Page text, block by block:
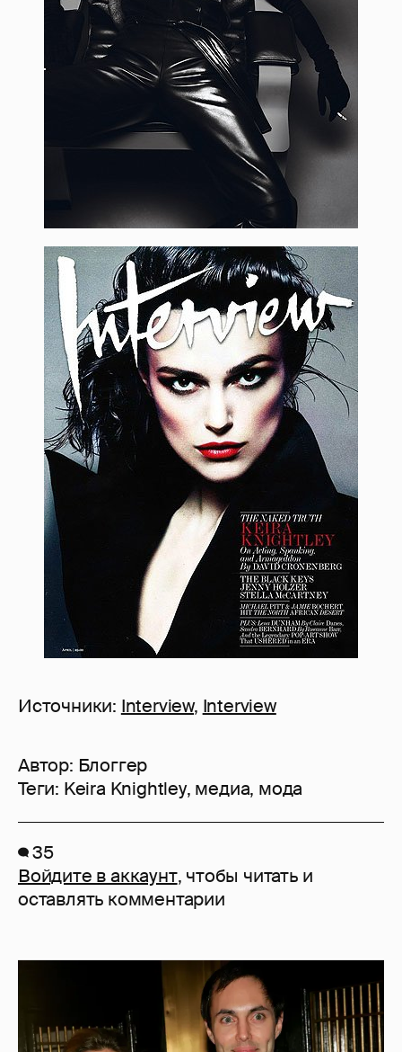
Источники: Interview, Interview
Автор: Блоггер
Теги: Keira Knightley, медиа, мода
35
Войдите в аккаунт, чтобы читать и
оставлять комментарии